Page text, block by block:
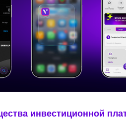
инвестиционной